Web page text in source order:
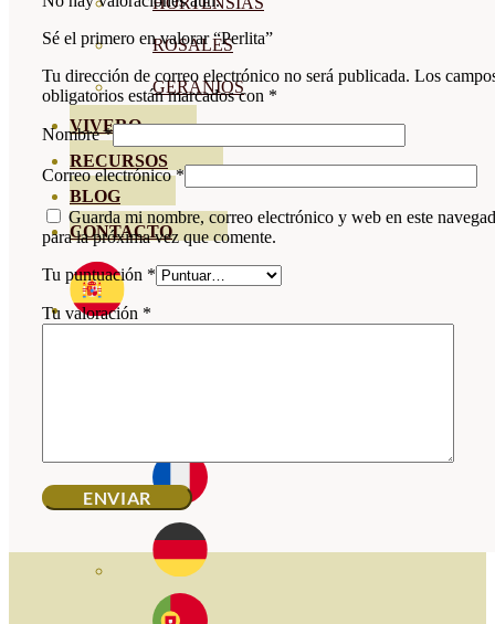
ROSALES
GERANIOS
VIVERO
RECURSOS
BLOG
CONTACTO
Sé el primero en valorar “Perlita”
Tu dirección de correo electrónico no será publicada. Los
obligatorios están marcados con *
Nombre*
Correo electrónico*
Guarda mi nombre, correo electrónico y web en este
para la próxima vez que comente.
Tu puntuación *
Tu valoración *